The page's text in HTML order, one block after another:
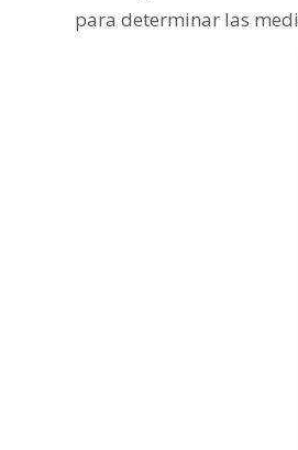
para determinar las